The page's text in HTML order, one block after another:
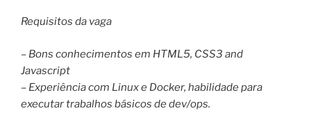
Requisitos da vaga
– Bons conhecimentos em HTML5, CSS3 and
Javascript
– Experiência com Linux e Docker, habilidade para
executar trabalhos básicos de dev/ops.